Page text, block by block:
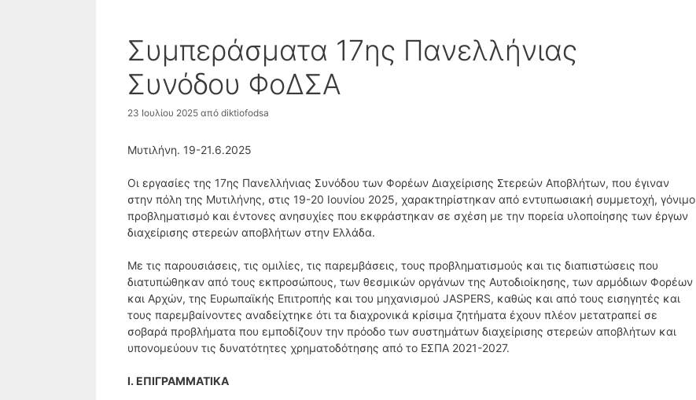
Συμπεράσματα 17ης Πανελλήνιας
Συνόδου ΦοΔΣΑ
23 Ιουλίου 2025 από diktiofodsa
Μυτιλήνη. 19-21.6.2025
Οι εργασίες της 17ης Πανελλήνιας Συνόδου των Φορέων Διαχείρισης Στερεών Αποβλήτων, που έγιναν
στην πόλη της Μυτιλήνης, στις 19-20 Ιουνίου 2025, χαρακτηρίστηκαν από εντυπωσιακή συμμετοχή, γόνιμο
προβληματισμό και έντονες ανησυχίες που εκφράστηκαν σε σχέση με την πορεία υλοποίησης των έργων
διαχείρισης στερεών αποβλήτων στην Ελλάδα.
Με τις παρουσιάσεις, τις ομιλίες, τις παρεμβάσεις, τους προβληματισμούς και τις διαπιστώσεις που
διατυπώθηκαν από τους εκπροσώπους, των θεσμικών οργάνων της Αυτοδιοίκησης, των αρμόδιων Φορέων
και Αρχών, της Ευρωπαϊκής Επιτροπής και του μηχανισμού JASPERS, καθώς και από τους εισηγητές και
τους παρεμβαίνοντες αναδείχτηκε ότι τα διαχρονικά κρίσιμα ζητήματα έχουν πλέον μετατραπεί σε
σοβαρά προβλήματα που εμποδίζουν την πρόοδο των συστημάτων διαχείρισης στερεών αποβλήτων και
υπονομεύουν τις δυνατότητες χρηματοδότησης από το ΕΣΠΑ 2021-2027.
Ι. ΕΠΙΓΡΑΜΜΑΤΙΚΑ